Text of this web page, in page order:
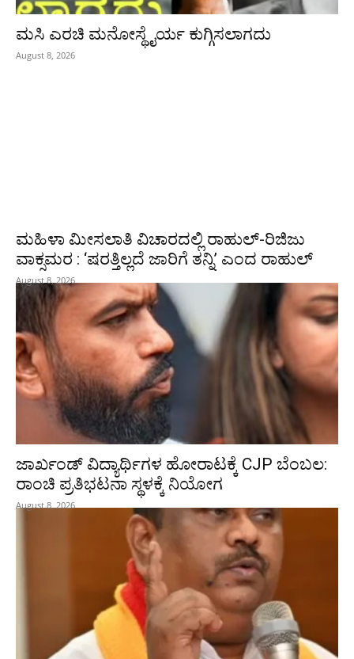
ಮಸಿ ಎರಚಿ ಮನೋಸ್ಥೈರ್ಯ ಕುಗ್ಗಿಸಲಾಗದು
August 8, 2026
ಮಹಿಳಾ ಮೀಸಲಾತಿ ವಿಚಾರದಲ್ಲಿ ರಾಹುಲ್‌-ರಿಜಿಜು
ವಾಕ್ಸಮರ : ‘ಷರತ್ತಿಲ್ಲದೆ ಜಾರಿಗೆ ತನ್ನಿ’ ಎಂದ ರಾಹುಲ್‌
August 8, 2026
ಜಾರ್ಖಂಡ್‌ ವಿದ್ಯಾರ್ಥಿಗಳ ಹೋರಾಟಕ್ಕೆ CJP ಬೆಂಬಲ:
ರಾಂಚಿ ಪ್ರತಿಭಟನಾ ಸ್ಥಳಕ್ಕೆ ನಿಯೋಗ
August 8, 2026